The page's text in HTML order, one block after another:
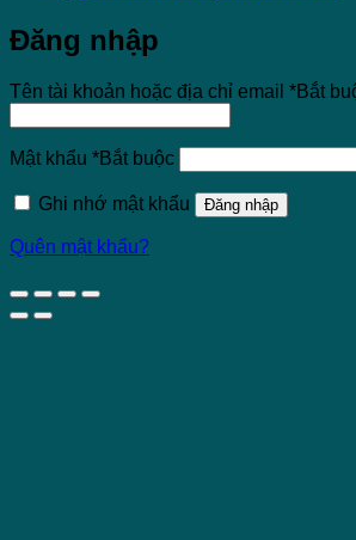
Đăng nhập
Tên tài khoản hoặc địa chỉ email *Bắt
Mật khẩu *Bắt buộc
Ghi nhớ mật khẩu Đăng nhập
Quên mật khẩu?